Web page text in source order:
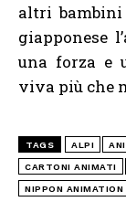
altri bambini
giapponese
una forza e
viva più che
TAGS ALPI
CARTONI ANIMATI
NIPPON ANIMATION